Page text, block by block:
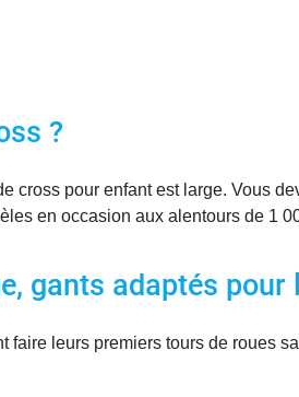
?
cross pour enfant est large. Vous
en occasion aux alentours de 1
gants adaptés
leurs premiers tours de roues